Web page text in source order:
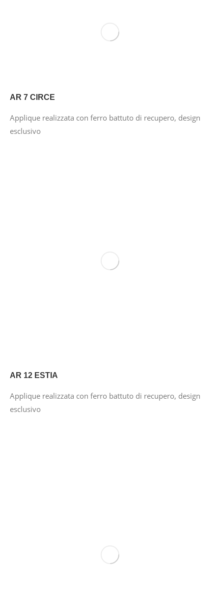
AR 7 CIRCE
Applique realizzata con ferro battuto di recupero, design
esclusivo
AR 12 ESTIA
Applique realizzata con ferro battuto di recupero, design
esclusivo